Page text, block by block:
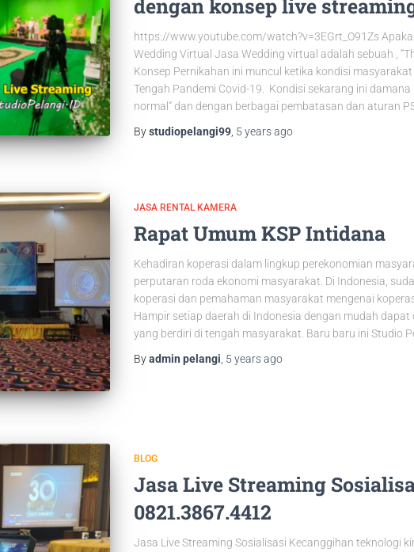
dengan konsep live
https://www.youtube.com/watch?v=3EGrt_O91Zs
Wedding Virtual Jasa Wedding virtual adalah sebuah ,
Konsep Pernikahan ini muncul ketika kondisi
Tengah Pandemi Covid-19. Kondisi sekarang ini
normal” dan dengan berbagai pembatasan dan aturan
Bystudiopelangi99, 5 yearsago
JASA RENTAL KAMERA
Rapat Umum KSP Intidana
Kehadiran koperasi dalam lingkup perekonomian
perputaran roda ekonomi masyarakat. Di Indonesia,
koperasi dan pemahaman masyarakat mengenai
Hampir setiap daerah di Indonesia dengan mudah
yang berdiri di tengah masyarakat. Baru baru ini Studio
Byadmin pelangi 5 yearsago
BLOG
Jasa Live Streaming
0821.3867.4412
Jasa Live Streaming Sosialisasi Kecanggihan teknologi